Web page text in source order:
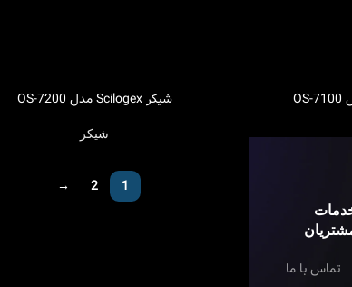
اطلاعات بیشتر
شیکر Scilogex مدل OS-7200
شیکر
1
2
→
تماس با ما